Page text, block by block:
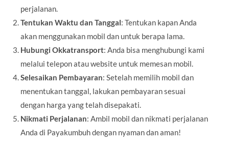
perjalanan.
Tentukan Waktu dan Tanggal: Tentukan kapan Anda
akan menggunakan mobil dan untuk berapa lama.
Hubungi Okkatransport: Anda bisa menghubungi kami
melalui telepon atau website untuk memesan mobil.
Selesaikan Pembayaran: Setelah memilih mobil dan
menentukan tanggal, lakukan pembayaran sesuai
dengan harga yang telah disepakati.
Nikmati Perjalanan: Ambil mobil dan nikmati perjalanan
Anda di Payakumbuh dengan nyaman dan aman!